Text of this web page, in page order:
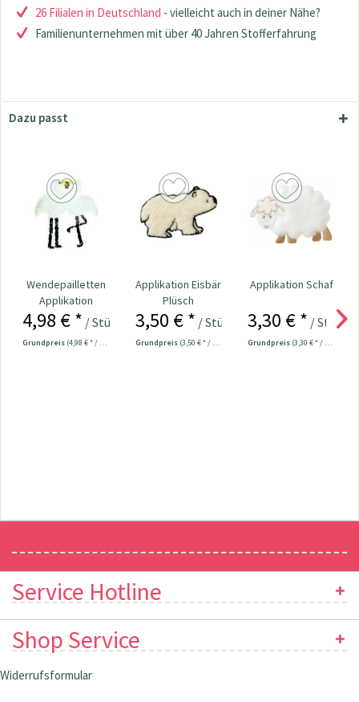
26 Filialen in Deutschland - vielleicht auch in deiner Nähe?
Familienunternehmen mit über 40 Jahren Stofferfahrung
Dazu passt
Wendepailletten
Applikation
Flamingos
4,98 € * / Stück
Grundpreis (4,98 € * / 1 Stück)
Applikation Eisbär
Plüsch
3,50 € * / Stück
Grundpreis (3,50 € * / 1 Stück)
Applikation Schaf
3,30 € * / Stück
Grundpreis (3,30 € * / 1 Stück)
Service Hotline
Shop Service
Widerrufsformular